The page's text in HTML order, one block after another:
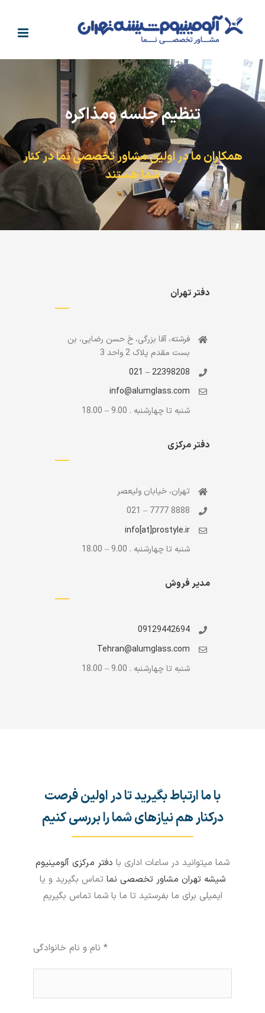
تنظیم جلسه ومذاکره
همکاران ما در اولین مشاور تخصصی نما در کنار
شما هستند
دفتر تهران
فرشته، آقا بزرگی، خ حسن رضایی، بن
بست مقدم پلاک 2 واحد 3
22398208 – 021
info@alumglass.com
شنبه تا چهارشنبه . 9.00 – 18.00
دفتر مرکزی
تهران، خیابان ولیعصر
8888 7777 – 021
info[at]prostyle.ir
شنبه تا چهارشنبه . 9.00 – 18.00
مدیر فروش
09129442694
Tehran@alumglass.com
شنبه تا چهارشنبه . 9.00 – 18.00
با ما ارتباط بگیرید تا در اولین فرصت
درکنار هم نیازهای شما را بررسی کنیم
شما میتوانید در ساعات اداری با دفتر مرکزی آلومینیوم
شیشه تهران مشاور تخصصی نما تماس بگیرید و یا
ایمیلی برای ما بفرستید تا ما با شما تماس بگیریم
نام و نام خانوادگی *